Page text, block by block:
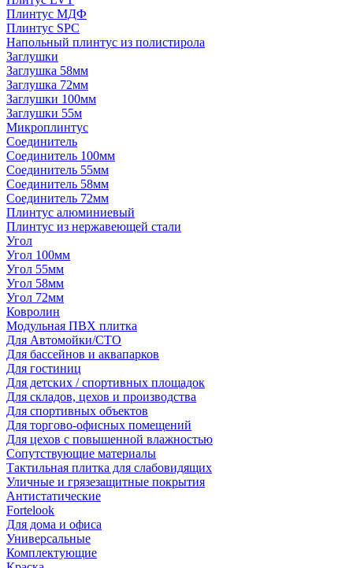
Плинтус МДФ
Плинтус SPC
Напольный плинтус из полистирола
Заглушки
Заглушка 58мм
Заглушка 72мм
Заглушки 100мм
Заглушки 55м
Микроплинтус
Соединитель
Соединитель 100мм
Соединитель 55мм
Соединитель 58мм
Соединитель 72мм
Плинтус алюминиевый
Плинтус из нержавеющей стали
Угол
Угол 100мм
Угол 55мм
Угол 58мм
Угол 72мм
Ковролин
Модульная ПВХ плитка
Для Автомойки/СТО
Для бассейнов и аквапарков
Для гостиниц
Для детских / спортивных площадок
Для складов, цехов и производства
Для спортивных объектов
Для торгово-офисных помещений
Для цехов с повышенной влажностью
Сопутствующие материалы
Тактильная плитка для слабовидящих
Уличные и грязезащитные покрытия
Антистатические
Fortelook
Для дома и офиса
Универсальные
Комплектующие